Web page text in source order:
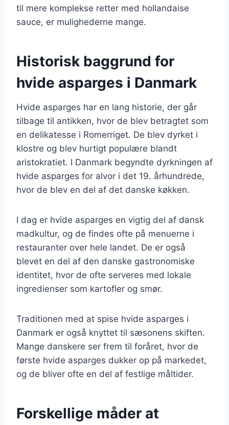
til mere komplekse retter med hollandaise
sauce, er mulighederne mange.
Historisk baggrund for
hvide asparges i Danmark
Hvide asparges har en lang historie, der går
tilbage til antikken, hvor de blev betragtet som
en delikatesse i Romerriget. De blev dyrket i
klostre og blev hurtigt populære blandt
aristokratiet. I Danmark begyndte dyrkningen af
hvide asparges for alvor i det 19. århundrede,
hvor de blev en del af det danske køkken.
I dag er hvide asparges en vigtig del af dansk
madkultur, og de findes ofte på menuerne i
restauranter over hele landet. De er også
blevet en del af den danske gastronomiske
identitet, hvor de ofte serveres med lokale
ingredienser som kartofler og smør.
Traditionen med at spise hvide asparges i
Danmark er også knyttet til sæsonens skiften.
Mange danskere ser frem til foråret, hvor de
første hvide asparges dukker op på markedet,
og de bliver ofte en del af festlige måltider.
Forskellige måder at